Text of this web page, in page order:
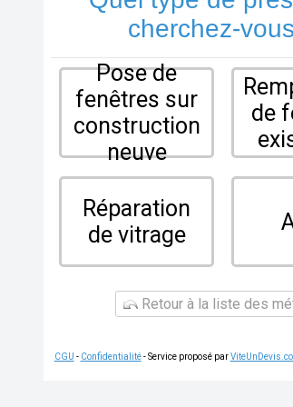
cherchez-
Pose de
fenêtres sur
construction
neuve
de
Réparation
de vitrage
Retour à la liste des
CGU - Confidentialité- Service proposé par